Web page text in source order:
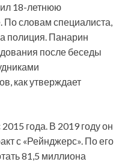
18-летнюю
По словам специалиста,
полиция. Панарин
после беседы
как утверждает
года. В 2019 году он
с «Рейнджерс». По его
81,5 миллиона